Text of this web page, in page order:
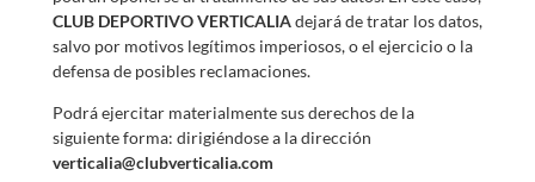
CLUB DEPORTIVO VERTICALIAdejará de tratar los datos,
salvo por motivos legítimos imperiosos, o el ejercicio o la
defensa de posibles reclamaciones.
Podrá ejercitar materialmente sus derechos de la
siguiente forma: dirigiéndose a la dirección
verticalia@clubverticalia.com